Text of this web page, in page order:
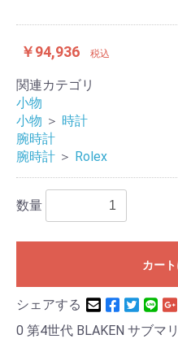
￥94,936 税込
関連カテゴリ
小物
小物 ＞ 時計
腕時計
腕時計 ＞ Rolex
数量
カー
シェアする
0 第4世代 BLAKEN サブマ